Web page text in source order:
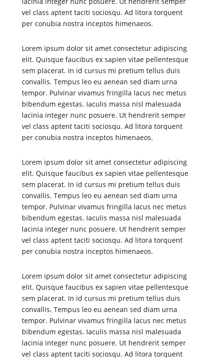
vel class aptent taciti sociosqu. Ad litora torquent
per conubia nostra inceptos himenaeos.
Lorem ipsum dolor sit amet consectetur adipiscing
elit. Quisque faucibus ex sapien vitae pellentesque
sem placerat. In id cursus mi pretium tellus duis
convallis. Tempus leo eu aenean sed diam urna
tempor. Pulvinar vivamus fringilla lacus nec metus
bibendum egestas. Iaculis massa nisl malesuada
lacinia integer nunc posuere. Ut hendrerit semper
vel class aptent taciti sociosqu. Ad litora torquent
per conubia nostra inceptos himenaeos.
Lorem ipsum dolor sit amet consectetur adipiscing
elit. Quisque faucibus ex sapien vitae pellentesque
sem placerat. In id cursus mi pretium tellus duis
convallis. Tempus leo eu aenean sed diam urna
tempor. Pulvinar vivamus fringilla lacus nec metus
bibendum egestas. Iaculis massa nisl malesuada
lacinia integer nunc posuere. Ut hendrerit semper
vel class aptent taciti sociosqu. Ad litora torquent
per conubia nostra inceptos himenaeos.
Lorem ipsum dolor sit amet consectetur adipiscing
elit. Quisque faucibus ex sapien vitae pellentesque
sem placerat. In id cursus mi pretium tellus duis
convallis. Tempus leo eu aenean sed diam urna
tempor. Pulvinar vivamus fringilla lacus nec metus
bibendum egestas. Iaculis massa nisl malesuada
lacinia integer nunc posuere. Ut hendrerit semper
vel class aptent taciti sociosqu. Ad litora torquent